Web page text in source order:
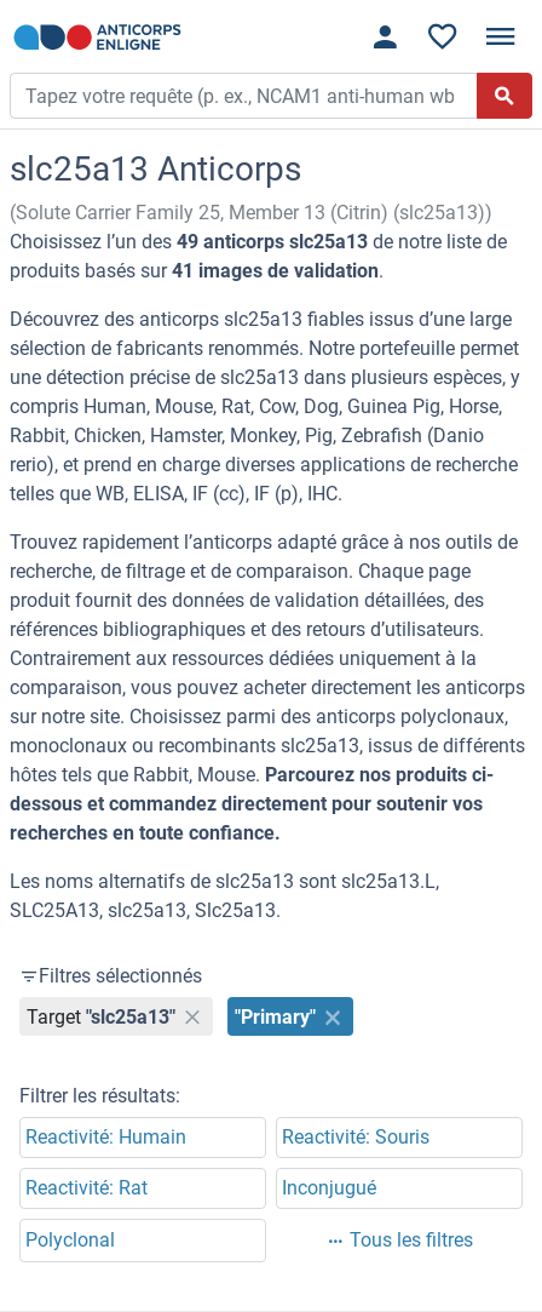
slc25a13 Anticorps
(Solute Carrier Family 25, Member 13 (Citrin) (slc25a13))
Choisissez l’un des 49 anticorps slc25a13 de notre liste de
produits basés sur41 images de validation.
Découvrez des anticorps slc25a13 fiables issus d’une large
sélection de fabricants renommés. Notre portefeuille permet
une détection précise de slc25a13 dans plusieurs espèces, y
compris Human, Mouse, Rat, Cow, Dog, Guinea Pig, Horse,
Rabbit, Chicken, Hamster, Monkey, Pig, Zebrafish (Danio
rerio), et prend en charge diverses applications de recherche
telles que WB, ELISA, IF (cc), IF (p), IHC.
Trouvez rapidement l’anticorps adapté grâce à nos outils de
recherche, de filtrage et de comparaison. Chaque page
produit fournit des données de validation détaillées, des
références bibliographiques et des retours d’utilisateurs.
Contrairement aux ressources dédiées uniquement à la
comparaison, vous pouvez acheter directement les anticorps
sur notre site. Choisissez parmi des anticorps polyclonaux,
monoclonaux ou recombinants slc25a13, issus de différents
hôtes tels que Rabbit, Mouse. Parcourez nos produits ci-
dessous et commandez directement pour soutenir vos
recherches en toute confiance.
Les noms alternatifs de slc25a13 sont slc25a13.L,
SLC25A13, slc25a13, Slc25a13.
Filtres sélectionnés
Target "slc25a13" "Primary"
Filtrer les résultats:
Reactivité: Humain
Reactivité: Souris
Reactivité: Rat Inconjugué
Polyclonal Tous les filtres